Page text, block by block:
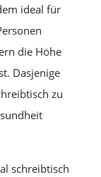
ideal für
die Höhe
Dasjenige
zu
schreibtisch